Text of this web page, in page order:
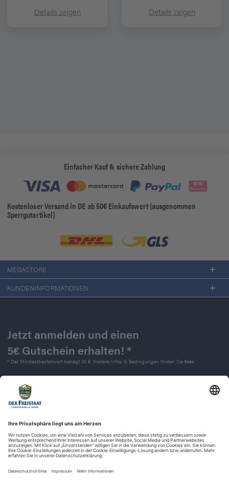
Details zeigen Details zeigen
Einfacher Kauf & sichere Zahlung
Kostenloser Versand in DE ab 50€ Einkaufswert (ausgenommen
Sperrgutartikel)
MEGASTORE
KUNDENINFORMATIONEN
Jetzt anmelden und einen
5€ Gutschein erhalten! *
* Der Mindestbestellwert beträgt 30 €. Weitere Infos & Bedingungen finden Sie hier.